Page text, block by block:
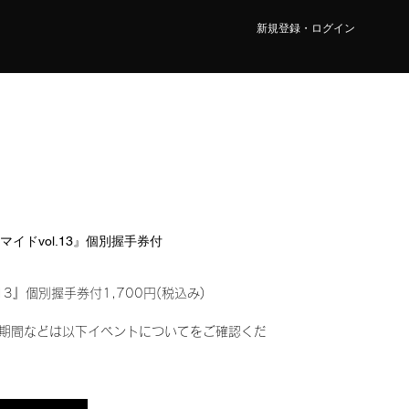
新規登録・ログイン
イドvol.13』個別握手券付
』個別握手券付1,700円(税込み)
間などは以下イベントについてをご確認くだ